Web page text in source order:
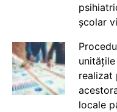
școlar
realizat
locale